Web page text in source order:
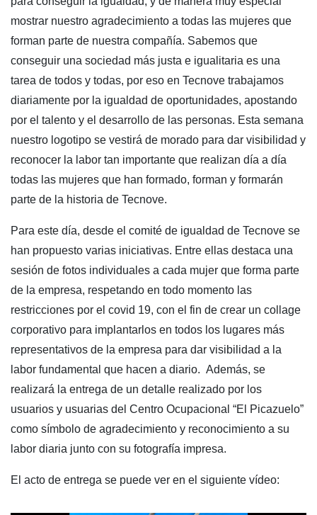
mostrar nuestro agradecimiento a todas las mujeres que
forman parte de nuestra compañía. Sabemos que
conseguir una sociedad más justa e igualitaria es una
tarea de todos y todas, por eso en Tecnove trabajamos
diariamente por la igualdad de oportunidades, apostando
por el talento y el desarrollo de las personas. Esta semana
nuestro logotipo se vestirá de morado para dar visibilidad y
reconocer la labor tan importante que realizan día a día
todas las mujeres que han formado, forman y formarán
parte de la historia de Tecnove.
Para este día, desde el comité de igualdad de Tecnove se
han propuesto varias iniciativas. Entre ellas destaca una
sesión de fotos individuales a cada mujer que forma parte
de la empresa, respetando en todo momento las
restricciones por el covid 19, con el fin de crear un collage
corporativo para implantarlos en todos los lugares más
representativos de la empresa para dar visibilidad a la
labor fundamental que hacen a diario. Además, se
realizará la entrega de un detalle realizado por los
usuarios y usuarias del Centro Ocupacional “El Picazuelo”
como símbolo de agradecimiento y reconocimiento a su
labor diaria junto con su fotografía impresa.
El acto de entrega se puede ver en el siguiente vídeo: